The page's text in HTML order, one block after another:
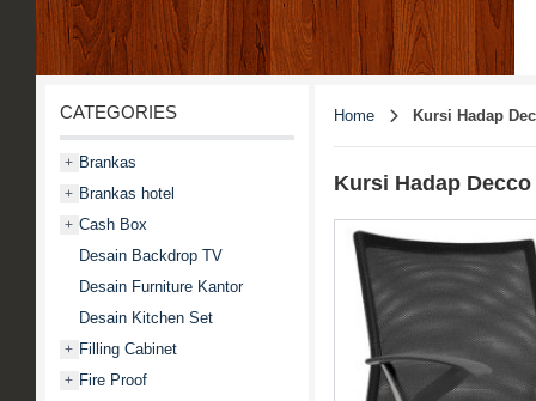
CATEGORIES
+ Brankas
+ Brankas hotel
+ Cash Box
Desain Backdrop TV
Desain Furniture Kantor
Desain Kitchen Set
+ Filling Cabinet
+ Fire Proof
Home Kursi Hadap
Kursi Hadap Decco